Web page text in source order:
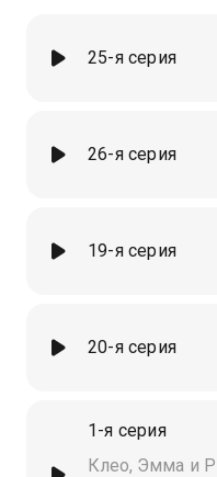
25-я серия
26-я серия
19-я серия
20-я серия
1-я серия
Клео, Эмма и